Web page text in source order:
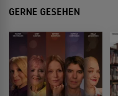
GERNE GESEHEN